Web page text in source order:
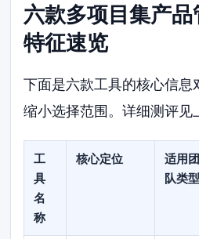
六款多项目集产
特征速览
下面是六款工具的核心信息
缩小选择范围。详细测评见
工
具
名
称
核心定位
适用团
队类型